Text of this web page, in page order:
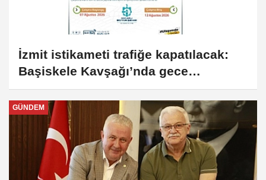
İzmit istikameti trafiğe kapatılacak:
Başiskele Kavşağı’nda gece
çalışması
GÜNDEM